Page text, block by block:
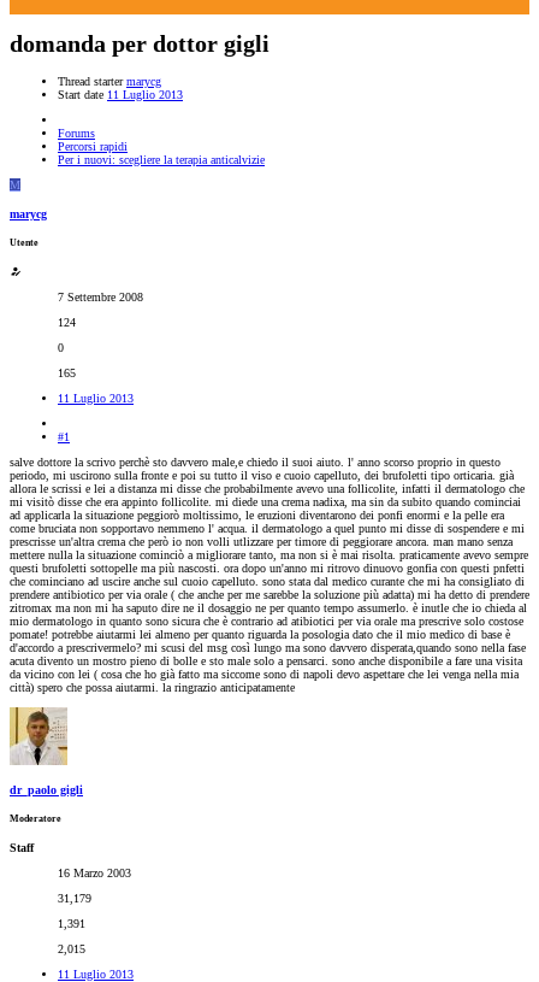
domanda per dottor gigli
Thread starter marycg
Start date 11 Luglio 2013
Forums
Percorsi rapidi
Per i nuovi: scegliere la terapia anticalvizie
M
marycg
Utente
7 Settembre 2008
124
0
165
11 Luglio 2013
#1
salve dottore la scrivo perchè sto davvero male,e chiedo il suoi aiuto. l' anno scorso proprio in questo
periodo, mi uscirono sulla fronte e poi su tutto il viso e cuoio capelluto, dei brufoletti tipo orticaria. già
allora le scrissi e lei a distanza mi disse che probabilmente avevo una follicolite, infatti il dermatologo che
mi visitò disse che era appinto follicolite. mi diede una crema nadixa, ma sin da subito quando cominciai
ad applicarla la situazione peggiorò moltissimo, le eruzioni diventarono dei ponfi enormi e la pelle era
come bruciata non sopportavo nemmeno l' acqua. il dermatologo a quel punto mi disse di sospendere e mi
prescrisse un'altra crema che però io non volli utlizzare per timore di peggiorare ancora. man mano senza
mettere nulla la situazione cominciò a migliorare tanto, ma non si è mai risolta. praticamente avevo sempre
questi brufoletti sottopelle ma più nascosti. ora dopo un'anno mi ritrovo dinuovo gonfia con questi pnfetti
che cominciano ad uscire anche sul cuoio capelluto. sono stata dal medico curante che mi ha consigliato di
prendere antibiotico per via orale ( che anche per me sarebbe la soluzione più adatta) mi ha detto di prendere
zitromax ma non mi ha saputo dire ne il dosaggio ne per quanto tempo assumerlo. è inutle che io chieda al
mio dermatologo in quanto sono sicura che è contrario ad atibiotici per via orale ma prescrive solo costose
pomate! potrebbe aiutarmi lei almeno per quanto riguarda la posologia dato che il mio medico di base è
d'accordo a prescrivermelo? mi scusi del msg così lungo ma sono davvero disperata,quando sono nella fase
acuta divento un mostro pieno di bolle e sto male solo a pensarci. sono anche disponibile a fare una visita
da vicino con lei ( cosa che ho già fatto ma siccome sono di napoli devo aspettare che lei venga nella mia
città) spero che possa aiutarmi. la ringrazio anticipatamente
dr_paolo gigli
Moderatore
Staff
16 Marzo 2003
31,179
1,391
2,015
11 Luglio 2013